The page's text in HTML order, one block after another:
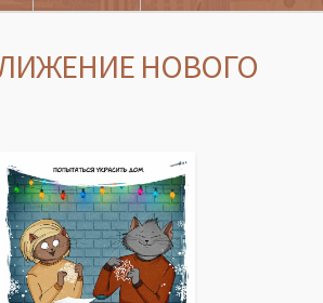
НОВОГО